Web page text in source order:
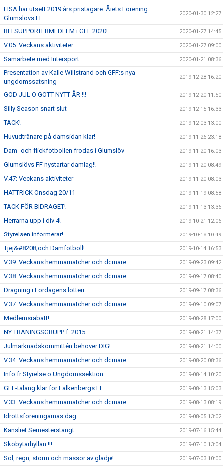
LISA har utsett 2019 års pristagare: Årets Förening:
Glumslövs FF
2020-01-30 12:27
BLI SUPPORTERMEDLEM i GFF 2020! 2020-01-27 14:45
V.05: Veckans aktiviteter 2020-01-27 09:00
Samarbete med Intersport 2020-01-21 08:36
Presentation av Kalle Willstrand och GFF:s nya
ungdomssatsning
2019-12-28 16:20
GOD JUL O GOTT NYTT ÅR !!! 2019-12-20 11:50
Silly Season snart slut 2019-12-15 16:33
TACK! 2019-12-03 13:00
Huvudtränare på damsidan klar! 2019-11-26 23:18
Dam- och flickfotbollen frodas i Glumslöv 2019-11-20 16:03
Glumslövs FF nystartar damlag!! 2019-11-20 08:49
V.47: Veckans aktiviteter 2019-11-20 08:03
HATTRICK Onsdag 20/11 2019-11-19 08:58
TACK FÖR BIDRAGET! 2019-11-13 13:36
Herrarna upp i div 4! 2019-10-21 12:06
Styrelsen informerar! 2019-10-18 10:49
Tjej&#8208;och Damfotboll! 2019-10-14 16:53
V.39: Veckans hemmamatcher och domare 2019-09-23 09:42
V.38: Veckans hemmamatcher och domare 2019-09-17 08:40
Dragning i Lördagens lotteri 2019-09-17 08:36
V.37: Veckans hemmamatcher och domare 2019-09-10 09:07
Medlemsrabatt! 2019-08-28 17:00
NY TRÄNINGSGRUPP f. 2015 2019-08-21 14:37
Julmarknadskommittén behöver DIG! 2019-08-21 14:00
V.34: Veckans hemmamatcher och domare 2019-08-20 08:36
Info fr Styrelse o Ungdomssektion 2019-08-14 10:20
GFF-talang klar för Falkenbergs FF 2019-08-13 15:03
V.33: Veckans hemmamatcher och domare 2019-08-13 08:19
Idrottsföreningarnas dag 2019-08-05 13:02
Kansliet Semesterstängt 2019-07-16 15:44
Skobytarhyllan !!! 2019-07-10 13:04
Sol, regn, storm och massor av glädje! 2019-07-03 10:00